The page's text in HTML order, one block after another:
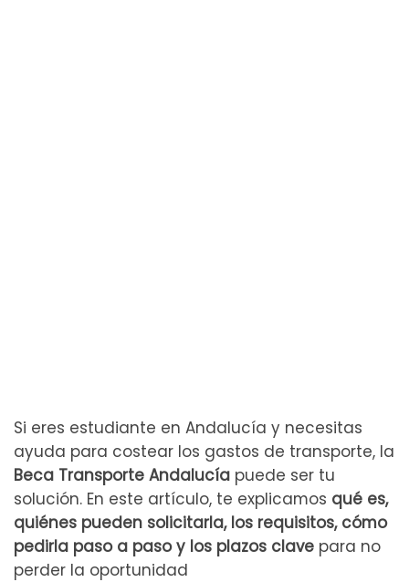
Si eres estudiante en Andalucía y necesitas
ayuda para costear los gastos de transporte, la
Beca Transporte Andalucía puede ser tu
solución. En este artículo, te explicamos qué es,
quiénes pueden solicitarla, los requisitos, cómo
pedirla paso a paso y los plazos clave para no
perder la oportunidad